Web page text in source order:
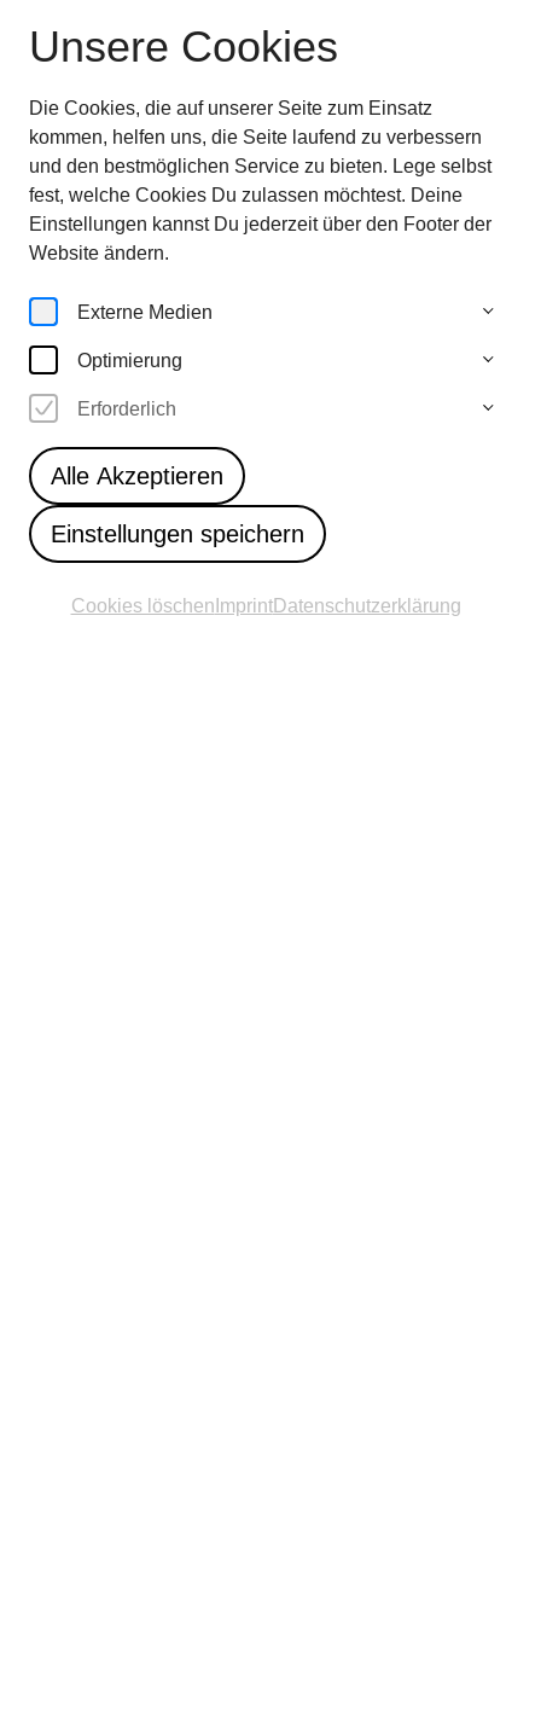
Unsere Cookies
Die Cookies, die auf unserer Seite zum Einsatz
kommen, helfen uns, die Seite laufend zu verbessern
und den bestmöglichen Service zu bieten. Lege selbst
fest, welche Cookies Du zulassen möchtest. Deine
Einstellungen kannst Du jederzeit über den Footer der
Website ändern.
Externe Medien
Optimierung
Erforderlich
Alle Akzeptieren
Einstellungen speichern
Cookies löschen ImprintDatenschutzerklärung
Ausstellung beendet entdecken sie jetzt
Highlights im Überblick
28.6.—
5.10.25
Home
Leichte
Sprache